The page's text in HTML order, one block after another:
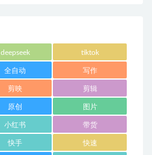
deepseek tiktok
全自动 写作
剪映 剪辑
原创 图片
小红书 带货
快手 快速